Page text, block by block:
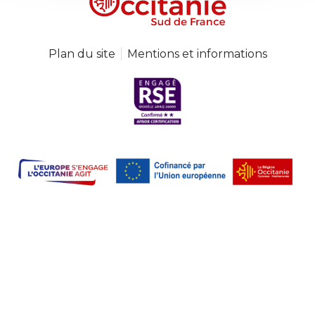
Plan du site Mentions et informations